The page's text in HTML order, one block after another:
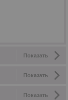
Показать
Показать
Показать